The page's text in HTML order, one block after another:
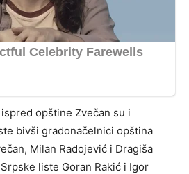
opštine Zvečan su i
bivši gradonačelnici opština
Milan Radojević i Dragiša
liste Goran Rakić i Igor